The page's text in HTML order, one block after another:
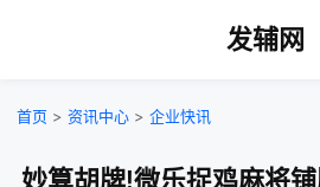
发辅网
首页 > 资讯中心 > 企业快讯
妙算胡牌!微乐捉鸡麻将